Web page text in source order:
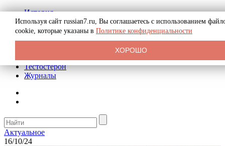
История
Биография
Криминал
Реклама на сайте
Тестостерон
Журналы
Актуальное
16/10/24
Используя сайт russian7.ru, Вы соглашаетесь с использованием
cookie, которые указаны в Политике конфиденциальности
ХОРОШО